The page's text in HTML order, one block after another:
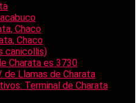
Chaco
Chaco
canicollis)
Charata es 3730
de Llamas de Charata
Terminal de Charata